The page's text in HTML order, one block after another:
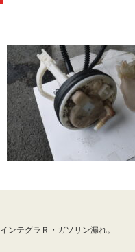
インテグラＲ・ガソリン漏れ。